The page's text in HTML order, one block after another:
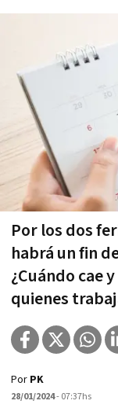
Por los dos
habrá un fin
¿Cuándo cae
quienes
Por PK
28/01/2024- 07:37hs